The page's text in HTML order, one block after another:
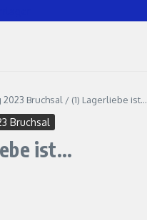
Bruchsal / (1) Lagerliebe ist…
Bruchsal
ist…